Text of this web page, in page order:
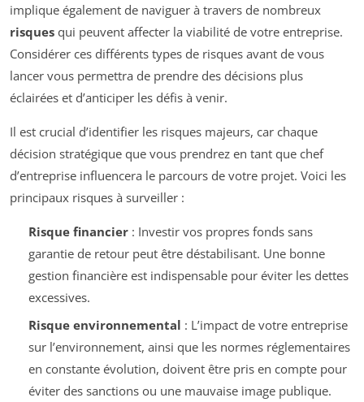
implique également de naviguer à travers de nombreux
risques qui peuvent affecter la viabilité de votre entreprise.
Considérer ces différents types de risques avant de vous
lancer vous permettra de prendre des décisions plus
éclairées et d’anticiper les défis à venir.
Il est crucial d’identifier les risques majeurs, car chaque
décision stratégique que vous prendrez en tant que chef
d’entreprise influencera le parcours de votre projet. Voici les
principaux risques à surveiller :
Risque financier: Investir vos propres fonds sans
garantie de retour peut être déstabilisant. Une bonne
gestion financière est indispensable pour éviter les dettes
excessives.
Risque environnemental : L’impact de votre entreprise
sur l’environnement, ainsi que les normes réglementaires
en constante évolution, doivent être pris en compte pour
éviter des sanctions ou une mauvaise image publique.